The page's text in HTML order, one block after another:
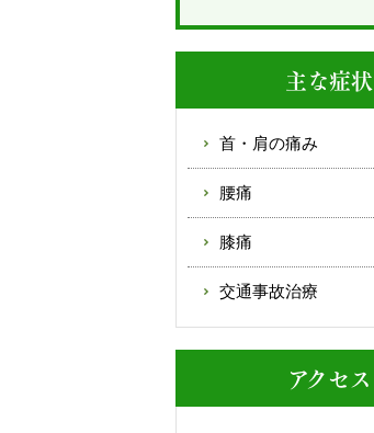
主な症状
首・肩の痛み
腰痛
膝痛
交通事故治療
アクセス